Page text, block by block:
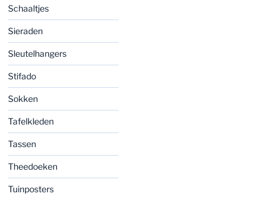
Schaaltjes
Sieraden
Sleutelhangers
Stifado
Sokken
Tafelkleden
Tassen
Theedoeken
Tuinposters